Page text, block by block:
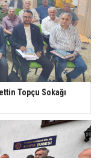
Topçu Sokağı